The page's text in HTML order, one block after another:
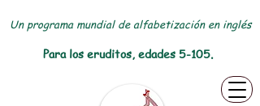
Un programa mundial de alfabetización en inglés
Para los eruditos, edades 5-105.